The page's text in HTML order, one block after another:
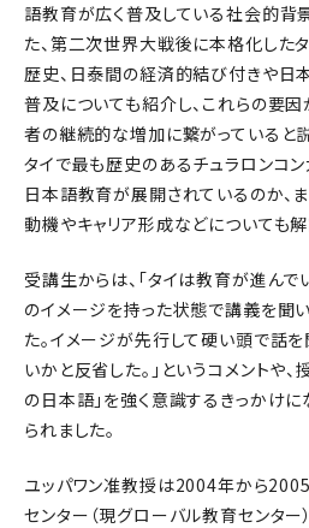
語教育が広く普及している社会的背
た、第二次世界大戦後に本格化した
歴史、日泰間の経済的結び付きや日
普及についても紹介し、これらの要
者の継続的な増加に繋がっていると
タイで最も歴史のあるチュラロンコ
日本語教育が展開されているのか、
動機やキャリア形成などについても解
受講生からは、「タイは教育が進んで
のイメージを持った状態で講義を聞
た。イメージが先行して硬い頭で話
いかと反省した。」というコメントや
の日本語」を強く意識するきっかけ
られました。
ユッパワン准教授は2004年から
センター（現グローバル教育センター